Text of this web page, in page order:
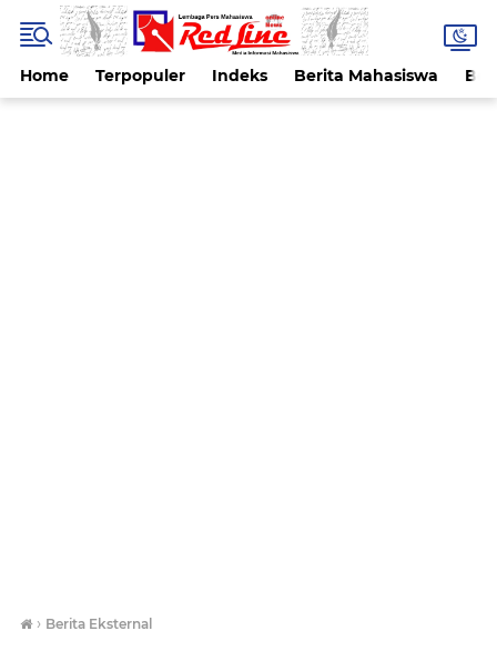
Home Terpopuler Indeks Berita Mahasiswa
› Berita Eksternal